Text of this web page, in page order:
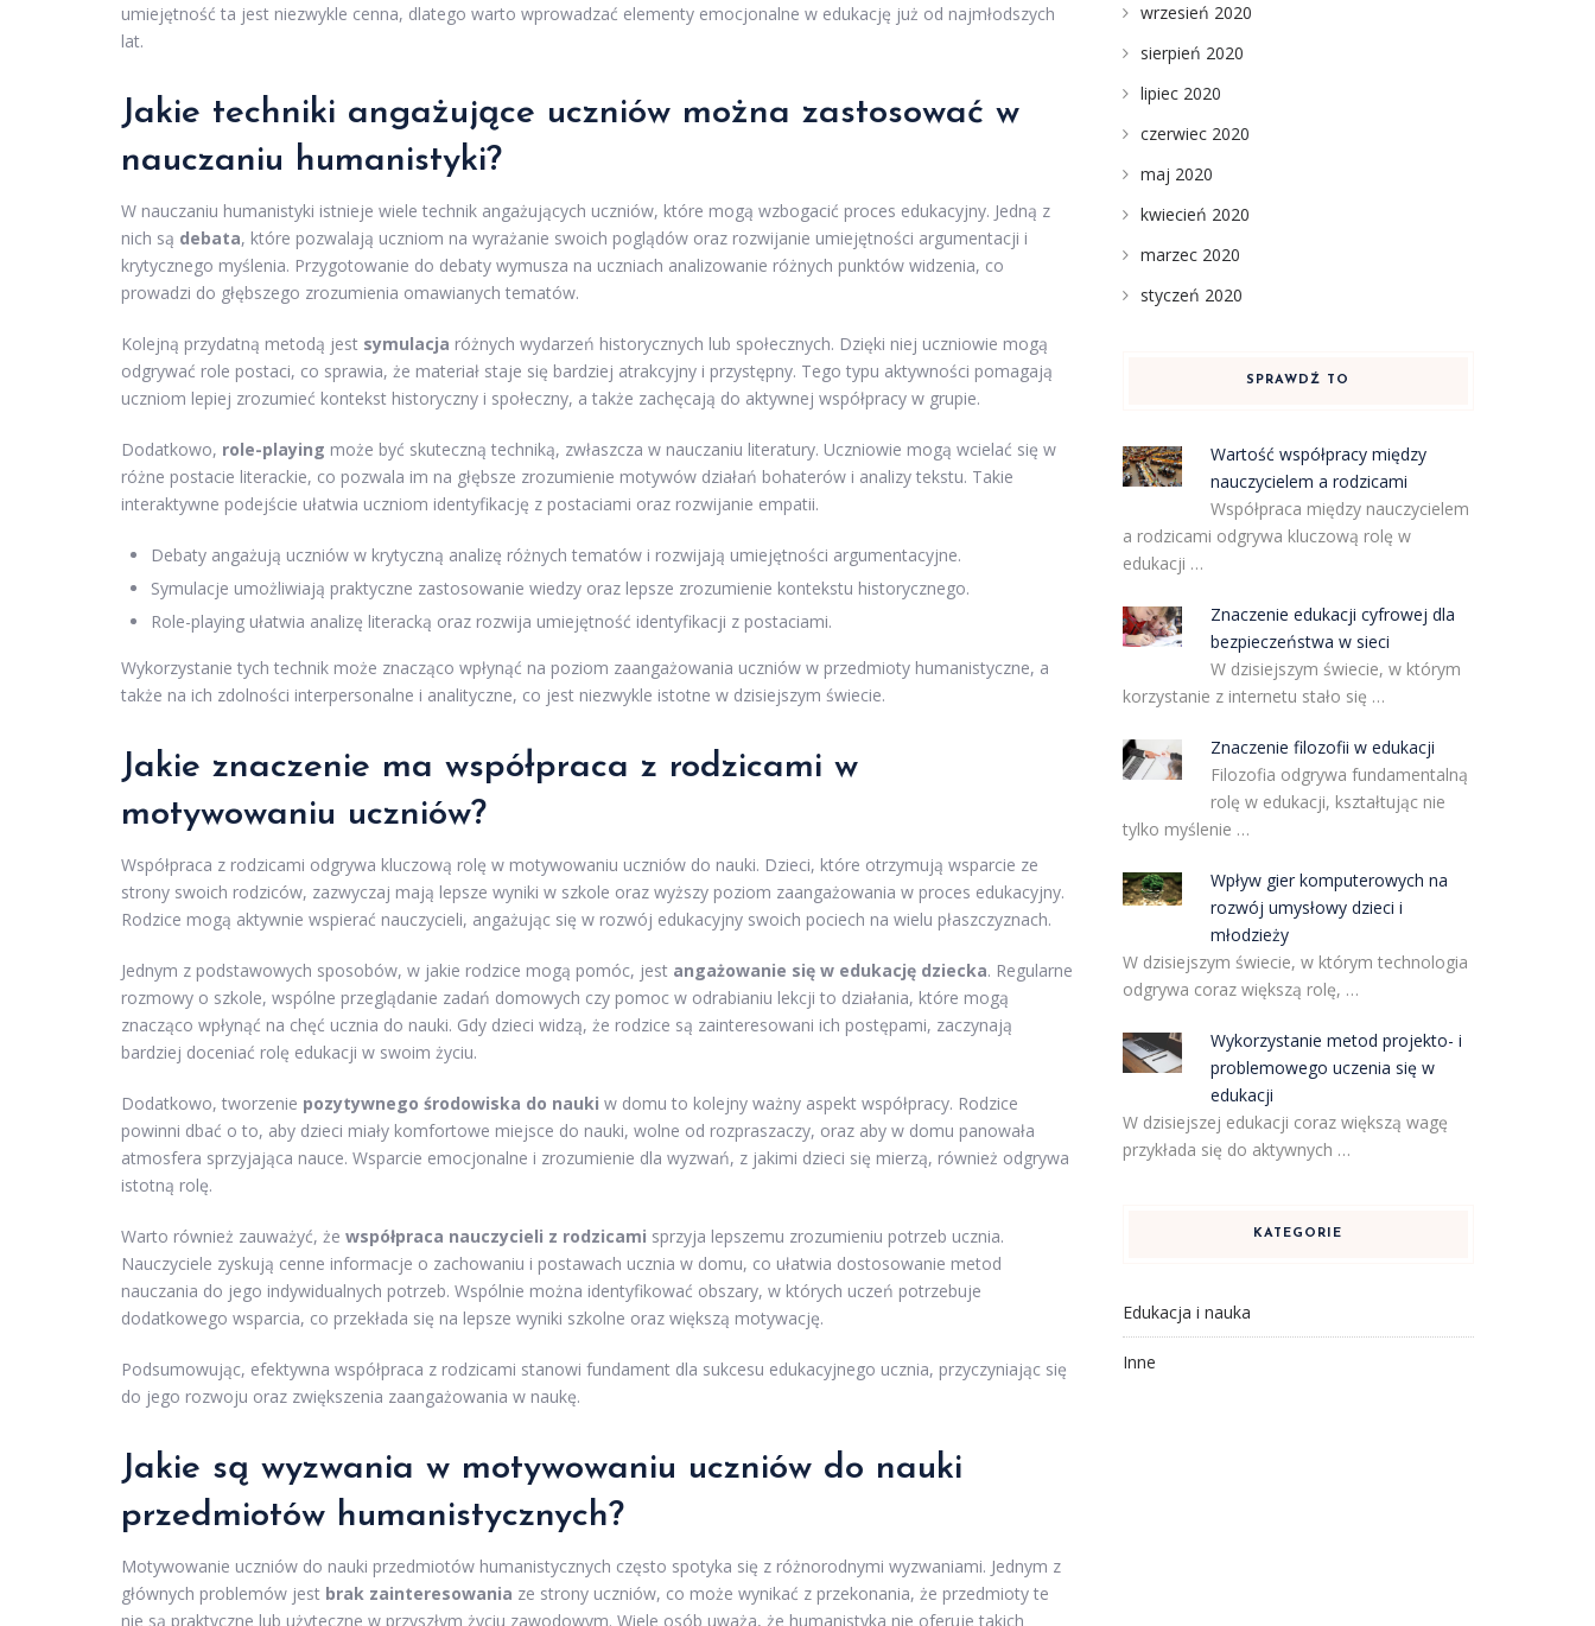
umiejętność ta jest niezwykle cenna, dlatego warto wprowadzać elementy emocjonalne w edukację już od najmłodszych
lat.
Jakie techniki angażujące uczniów można zastosować w
nauczaniu humanistyki?
W nauczaniu humanistyki istnieje wiele technik angażujących uczniów, które mogą wzbogacić proces edukacyjny. Jedną z
nich są debata, które pozwalają uczniom na wyrażanie swoich poglądów oraz rozwijanie umiejętności argumentacji i
krytycznego myślenia. Przygotowanie do debaty wymusza na uczniach analizowanie różnych punktów widzenia, co
prowadzi do głębszego zrozumienia omawianych tematów.
Kolejną przydatną metodą jest symulacja różnych wydarzeń historycznych lub społecznych. Dzięki niej uczniowie mogą
odgrywać role postaci, co sprawia, że materiał staje się bardziej atrakcyjny i przystępny. Tego typu aktywności pomagają
uczniom lepiej zrozumieć kontekst historyczny i społeczny, a także zachęcają do aktywnej współpracy w grupie.
Dodatkowo, role-playing może być skuteczną techniką, zwłaszcza w nauczaniu literatury. Uczniowie mogą wcielać się w
różne postacie literackie, co pozwala im na głębsze zrozumienie motywów działań bohaterów i analizy tekstu. Takie
interaktywne podejście ułatwia uczniom identyfikację z postaciami oraz rozwijanie empatii.
Debaty angażują uczniów w krytyczną analizę różnych tematów i rozwijają umiejętności argumentacyjne.
Symulacje umożliwiają praktyczne zastosowanie wiedzy oraz lepsze zrozumienie kontekstu historycznego.
Role-playing ułatwia analizę literacką oraz rozwija umiejętność identyfikacji z postaciami.
Wykorzystanie tych technik może znacząco wpłynąć na poziom zaangażowania uczniów w przedmioty humanistyczne, a
także na ich zdolności interpersonalne i analityczne, co jest niezwykle istotne w dzisiejszym świecie.
Jakie znaczenie ma współpraca z rodzicami w
motywowaniu uczniów?
Współpraca z rodzicami odgrywa kluczową rolę w motywowaniu uczniów do nauki. Dzieci, które otrzymują wsparcie ze
strony swoich rodziców, zazwyczaj mają lepsze wyniki w szkole oraz wyższy poziom zaangażowania w proces edukacyjny.
Rodzice mogą aktywnie wspierać nauczycieli, angażując się w rozwój edukacyjny swoich pociech na wielu płaszczyznach.
Jednym z podstawowych sposobów, w jakie rodzice mogą pomóc, jest angażowanie się w edukację dziecka. Regularne
rozmowy o szkole, wspólne przeglądanie zadań domowych czy pomoc w odrabianiu lekcji to działania, które mogą
znacząco wpłynąć na chęć ucznia do nauki. Gdy dzieci widzą, że rodzice są zainteresowani ich postępami, zaczynają
bardziej doceniać rolę edukacji w swoim życiu.
Dodatkowo, tworzenie pozytywnego środowiska do nauki w domu to kolejny ważny aspekt współpracy. Rodzice
powinni dbać o to, aby dzieci miały komfortowe miejsce do nauki, wolne od rozpraszaczy, oraz aby w domu panowała
atmosfera sprzyjająca nauce. Wsparcie emocjonalne i zrozumienie dla wyzwań, z jakimi dzieci się mierzą, również odgrywa
istotną rolę.
Warto również zauważyć, że współpraca nauczycieli z rodzicami sprzyja lepszemu zrozumieniu potrzeb ucznia.
Nauczyciele zyskują cenne informacje o zachowaniu i postawach ucznia w domu, co ułatwia dostosowanie metod
nauczania do jego indywidualnych potrzeb. Wspólnie można identyfikować obszary, w których uczeń potrzebuje
dodatkowego wsparcia, co przekłada się na lepsze wyniki szkolne oraz większą motywację.
Podsumowując, efektywna współpraca z rodzicami stanowi fundament dla sukcesu edukacyjnego ucznia, przyczyniając się
do jego rozwoju oraz zwiększenia zaangażowania w naukę.
Jakie są wyzwania w motywowaniu uczniów do nauki
przedmiotów humanistycznych?
Motywowanie uczniów do nauki przedmiotów humanistycznych często spotyka się z różnorodnymi wyzwaniami. Jednym z
głównych problemów jest brak zainteresowania ze strony uczniów, co może wynikać z przekonania, że przedmioty te
nie są praktyczne lub użyteczne w przyszłym życiu zawodowym. Wiele osób uważa, że humanistyka nie oferuje takich
wrzesień 2020
sierpień 2020
lipiec 2020
czerwiec 2020
maj 2020
kwiecień 2020
marzec 2020
styczeń 2020
SPRAWDŹ TO
Wartość współpracy między
nauczycielem a rodzicami
Współpraca między nauczycielem
a rodzicami odgrywa kluczową rolę w
edukacji …
Znaczenie edukacji cyfrowej dla
bezpieczeństwa w sieci
W dzisiejszym świecie, w którym
korzystanie z internetu stało się …
Znaczenie filozofii w edukacji
Filozofia odgrywa fundamentalną
rolę w edukacji, kształtując nie
tylko myślenie …
Wpływ gier komputerowych na
rozwój umysłowy dzieci i
młodzieży
W dzisiejszym świecie, w którym technologia
odgrywa coraz większą rolę, …
Wykorzystanie metod projekto- i
problemowego uczenia się w
edukacji
W dzisiejszej edukacji coraz większą wagę
przykłada się do aktywnych …
KATEGORIE
Edukacja i nauka
Inne